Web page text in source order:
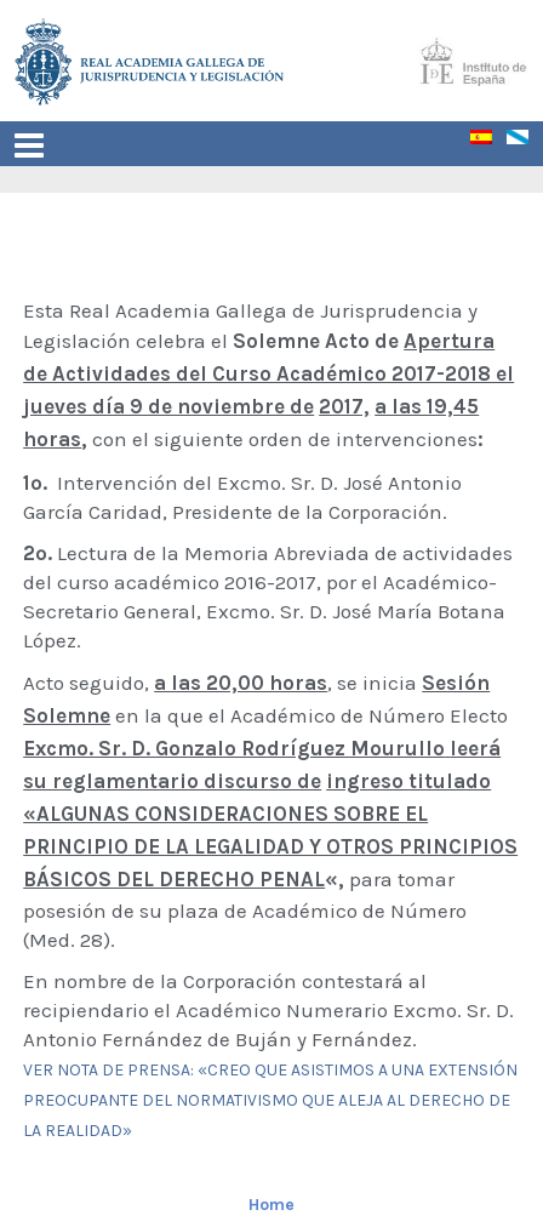
Esta Real Academia Gallega de Jurisprudencia y
Legislación celebra el Solemne Acto deApertura
de Actividades del Curso Académico 2017-2018 el
jueves día 9 de noviembre de 2017, a las 19,45
horas, con el siguiente orden de intervenciones:
1º. Intervención del Excmo. Sr. D. José Antonio
García Caridad, Presidente de la Corporación.
2º. Lectura de la Memoria Abreviada de actividades
del curso académico 2016-2017, por el Académico-
Secretario General, Excmo. Sr. D. José María Botana
López.
Acto seguido, a las 20,00 horas, se inicia Sesión
Solemne en la que el Académico de Número Electo
Excmo. Sr. D. Gonzalo Rodríguez Mourullo leerá
su reglamentario discurso de ingreso titulado
«ALGUNAS CONSIDERACIONES SOBRE EL
PRINCIPIO DE LA LEGALIDAD Y OTROS PRINCIPIOS
BÁSICOS DEL DERECHO PENAL«, para tomar
posesión de su plaza de Académico de Número
(Med. 28).
En nombre de la Corporación contestará al
recipiendario el Académico Numerario Excmo. Sr. D.
Antonio Fernández de Buján y Fernández.
VER NOTA DE PRENSA: «CREO QUE ASISTIMOS A UNA EXTENSIÓN
PREOCUPANTE DEL NORMATIVISMO QUE ALEJA AL DERECHO DE
LA REALIDAD»
Home